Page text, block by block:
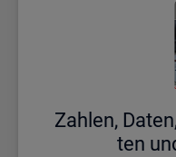
Zah­len,
ten